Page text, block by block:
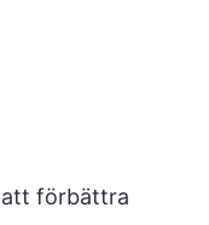
förbättra